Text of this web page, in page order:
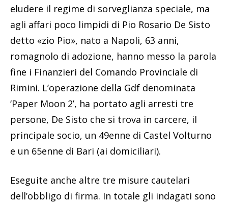
eludere il regime di sorveglianza speciale, ma
agli affari poco limpidi di Pio Rosario De Sisto
detto «zio Pio», nato a Napoli, 63 anni,
romagnolo di adozione, hanno messo la parola
fine i Finanzieri del Comando Provinciale di
Rimini. L’operazione della Gdf denominata
‘Paper Moon 2’, ha portato agli arresti tre
persone, De Sisto che si trova in carcere, il
principale socio, un 49enne di Castel Volturno
e un 65enne di Bari (ai domiciliari).
Eseguite anche altre tre misure cautelari
dell’obbligo di firma. In totale gli indagati sono